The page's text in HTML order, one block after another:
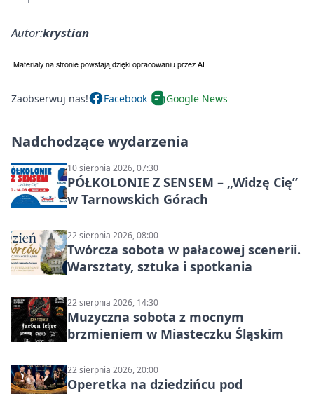
Autor:krystian
Zaobserwuj nas! Facebook Google News
Nadchodzące wydarzenia
10 sierpnia 2026, 07:30
PÓŁKOLONIE Z SENSEM – „Widzę Cię”
w Tarnowskich Górach
22 sierpnia 2026, 08:00
Twórcza sobota w pałacowej scenerii.
Warsztaty, sztuka i spotkania
22 sierpnia 2026, 14:30
Muzyczna sobota z mocnym
brzmieniem w Miasteczku Śląskim
22 sierpnia 2026, 20:00
Operetka na dziedzińcu pod